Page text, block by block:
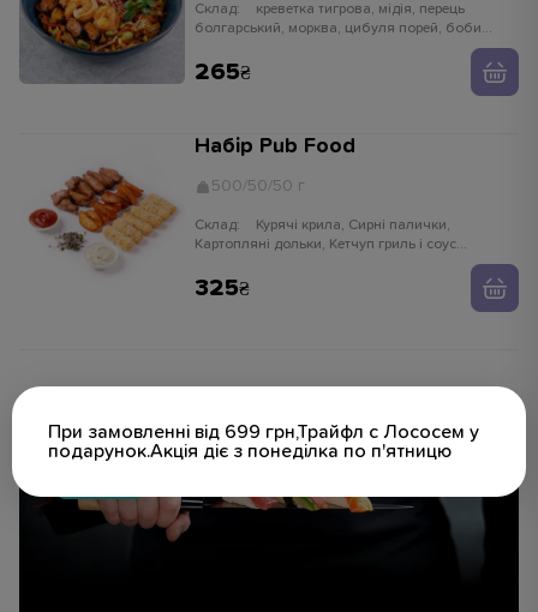
При замовленні від 699 грн,Трайфл с Лососем у
подарунок.Акція діє з понеділка по п'ятницю
Склад:
болгарський, морква, цибуля порей, боби
устричний соус, кунжут білий, рисова локшина
265
Набір Pub Food
500/50/50 г
Склад:
Картопляні дольки, Кетчуп гриль і соус
325